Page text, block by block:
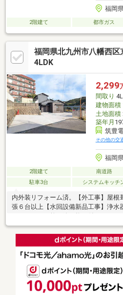
福岡
2階建て 都市ガス
福岡県北九州市八幡西区
4LDK
2,299
間取り
建物面積
土地面積
築年月
筑豊
その他の交
福岡
2階建て 南道路
駐車3台
システムキッチ
内外装リフォーム済。【外工事】屋根
張６台以上【水回設備新品工事】浄水
張）、三面鏡洗面化粧台、リクシル製
エコキュート（追い焚き機能付き）
ア・玄関タイル、ミラー付シューズボ
床木製フロア、全室建具、全室サッ
ッチ・ブレーカー、火災報知器【その
アリ予防工事、基礎強化工事、建物耐
況調査